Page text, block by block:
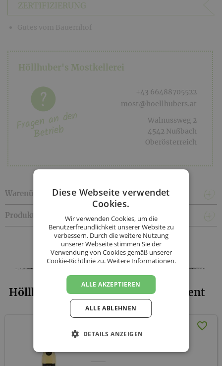
ZERTIFIZIERUNG
Höllhuber's Mostkellerei
+43 66488705522
most@hoellhubers.at
Walnussweg 2
4542 Nußbach
Oberösterreich
Fragen an den
Betrieb
Warenübergabe & Lieferkonditionen
Produktinformationen
Facebook
TwitterMessenger
WhatsApp
LinkedIn
XING
Höllhuber's Mostkellerei - Sortiment
Diese Webseite verwendet
Cookies.
Wir verwenden Cookies, um die
Benutzerfreundlichkeit unserer Website zu
verbessern. Durch die weitere Nutzung
unserer Webseite stimmen Sie der
Verwendung von Cookies gemäß unserer
Cookie-Richtlinie zu.Weitere Informationen.
ALLE AKZEPTIEREN
ALLE ABLEHNEN
DETAILS ANZEIGEN